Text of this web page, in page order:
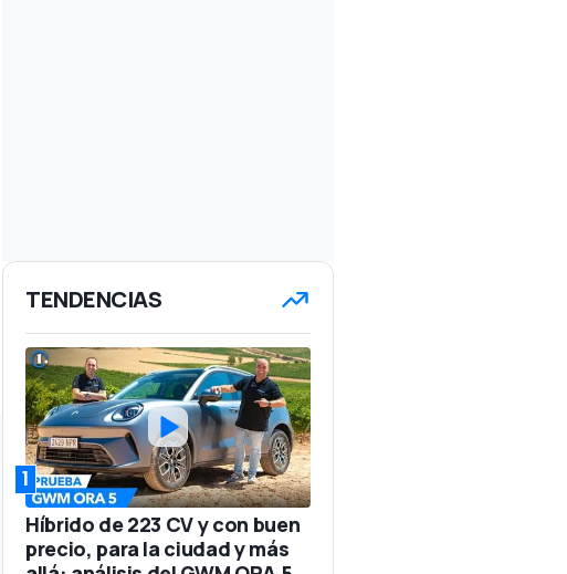
TENDENCIAS
1
Híbrido de 223 CV y con buen
precio, para la ciudad y más